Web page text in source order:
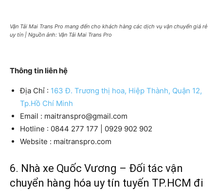
Vận Tải Mai Trans Pro mang đến cho khách hàng các dịch vụ vận chuyển giá rẻ
uy tín | Nguồn ảnh: Vận Tải Mai Trans Pro
Thông tin liên hệ
Địa Chỉ : 163 Đ. Trương thị hoa, Hiệp Thành, Quận 12,
Tp.Hồ Chí Minh
Email : maitranspro@gmail.com
Hotline : 0844 277 177 | 0929 902 902
Website : maitranspro.com
6. Nhà xe Quốc Vương – Đối tác vận
chuyển hàng hóa uy tín tuyến TP.HCM đi